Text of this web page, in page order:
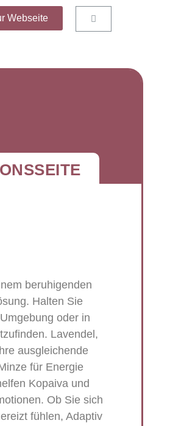
Webseite
beruhigenden
Halten Sie
oder in
Lavendel,
ausgleichende
für Energie
Kopaiva und
Ob Sie sich
fühlen, Adaptiv